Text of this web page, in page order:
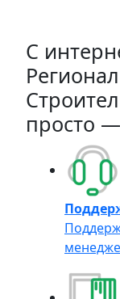
C
просто —